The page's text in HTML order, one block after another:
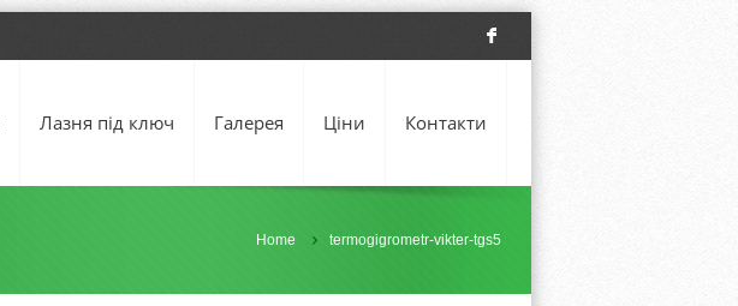
F
Лазня під ключ Галерея Ціни Контакти
Home termogigrometr-vikter-tgs5